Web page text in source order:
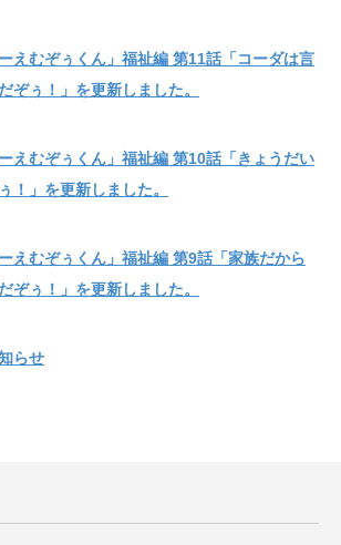
えむぞぅくん」福祉編 第11話「コーダは言
ぅ！」を更新しました。
えむぞぅくん」福祉編 第10話「きょうだい
」を更新しました。
えむぞぅくん」福祉編 第9話「家族だから
ぅ！」を更新しました。
らせ